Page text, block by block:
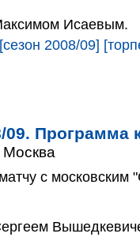
Исаевым.
[сезон 2008/09]
09. Программа
с московским